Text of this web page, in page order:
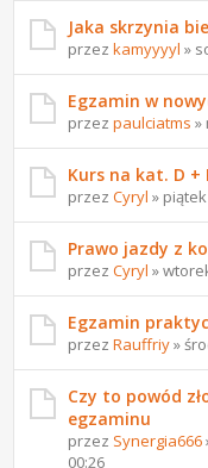
Jaka skrzynia
przezkamyyyyl »
Egzamin w
przezpaulciatms »
Kurs na kat. D +
przezCyryl »
Prawo jazdy z
przezCyryl »
Egzamin
przezRauffriy»
Czy to powód
egzaminu
przez Synergia666
00:26